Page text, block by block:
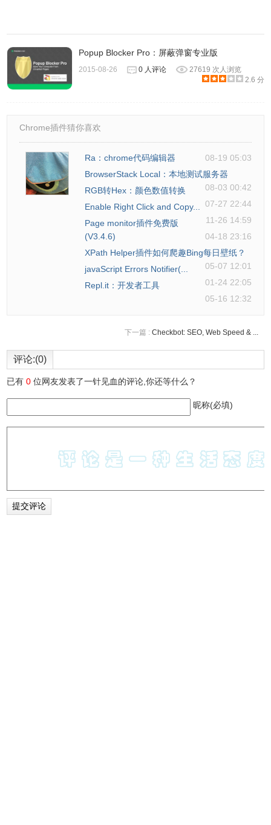
Block Website Notification Requests插件使用
Block Website Notification Requests没有什么复杂的选项，
使用方式很简单，插件安装前访问网站（比如微博）弹出通
知请求，安装Block Website Notification Requests后，通知
功能就被禁用了，无法弹出询问对话框，就不用多耗费那一
点点时间每次都得按下禁止喽！
需要注意的是，Block Website Notification Requests没办法
自行调整设定，无法设定白名单，全网禁止通知请求，可谓
插件由Akshay Surve提供。
https://github.com/whiteboardmonk/block-browser-
Popup Blocker Pro：屏蔽弹窗专业版
2015-08-26 0 人评论
27619 次人浏览
2.6 分
Chrome插件猜你喜欢
Ra：chrome代码编辑器
08-19 05:03
BrowserStack Local：本地测试服务器
08-03 00:42
RGB转Hex：颜色数值转换
07-27 22:44
Enable Right Click and Copy...
11-26 14:59
Page monitor插件免费版
(V3.4.6)
04-18 23:16
XPath Helper插件如何爬趣Bing每日壁纸？
05-07 12:01
javaScript Errors Notifier(...
01-24 22:05
Repl.it：开发者工具
05-16 12:32
下一篇 : Checkbot: SEO, Web Speed & ...
评论:(0)
已有0 位网友发表了一针见血的评论,你还等什么？
昵称(必填)